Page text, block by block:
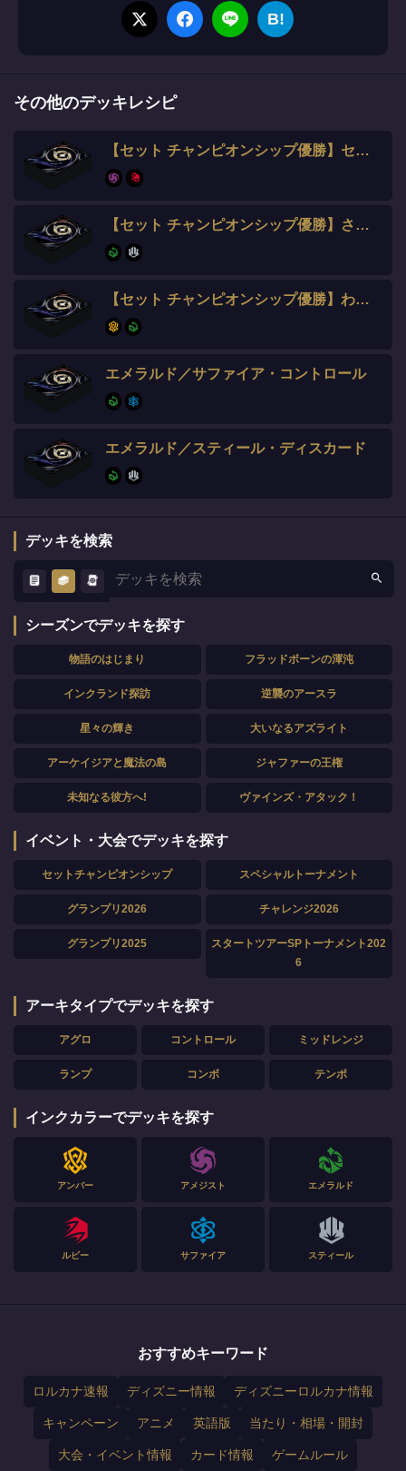
B!
その他のデッキレシピ
【セット チャンピオンシップ優勝】セイ選手
【セット チャンピオンシップ優勝】さいか選手
【セット チャンピオンシップ優勝】わいけー選手
エメラルド／サファイア・コントロール
エメラルド／スティール・ディスカード
デッキを検索
シーズンでデッキを探す
物語のはじまり フラッドボーンの渾沌
インクランド探訪 逆襲のアースラ
星々の輝き 大いなるアズライト
アーケイジアと魔法の島 ジャファーの王権
未知なる彼方へ! ヴァインズ・アタック！
イベント・大会でデッキを探す
セットチャンピオンシップ スペシャルトーナメント
グランプリ2026 チャレンジ2026
グランプリ2025
スタートツアーSPトーナメント202
6
アーキタイプでデッキを探す
アグロ コントロール ミッドレンジ
ランプ コンボ テンポ
インクカラーでデッキを探す
アンバー アメジスト エメラルド
ルビー サファイア スティール
おすすめキーワード
ロルカナ速報 ディズニー情報 ディズニーロルカナ情報
キャンペーン アニメ 英語版 当たり・相場・開封
大会・イベント情報 カード情報 ゲームルール